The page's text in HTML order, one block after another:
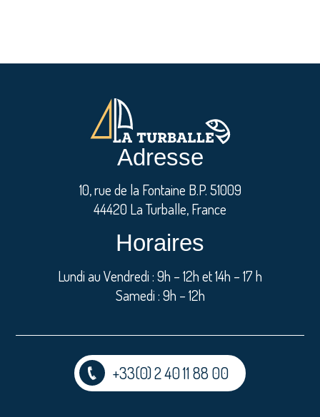
Adresse
10, rue de la Fontaine B.P. 51009
44420 La Turballe, France
Horaires
Lundi au Vendredi : 9h – 12h et 14h – 17 h
Samedi : 9h – 12h
+33(0) 2 40 11 88 00